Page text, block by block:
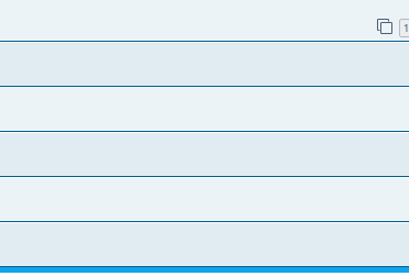
1